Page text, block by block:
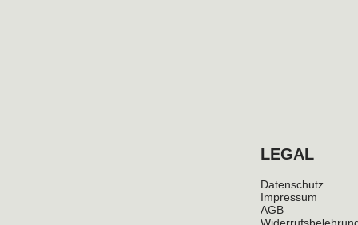
LEGAL
Datenschutz
Impressum
AGB